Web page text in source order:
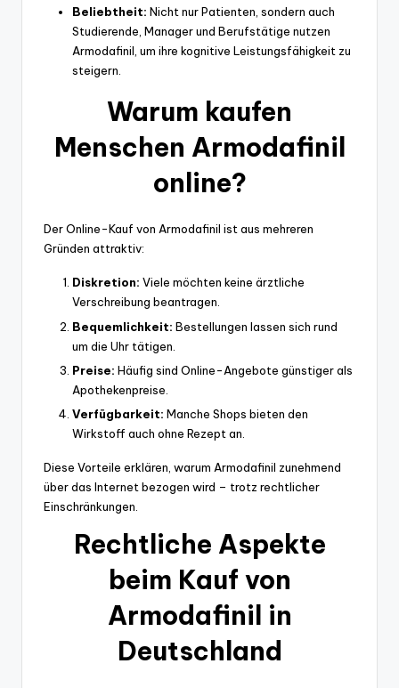
Beliebtheit: Nicht nur Patienten, sondern auch
Studierende, Manager und Berufstätige nutzen
Armodafinil, um ihre kognitive Leistungsfähigkeit zu
steigern.
Warum kaufen
Menschen Armodafinil
online?
Der Online-Kauf von Armodafinil ist aus mehreren
Gründen attraktiv:
Diskretion: Viele möchten keine ärztliche
Verschreibung beantragen.
Bequemlichkeit: Bestellungen lassen sich rund
um die Uhr tätigen.
Preise: Häufig sind Online-Angebote günstiger als
Apothekenpreise.
Verfügbarkeit: Manche Shops bieten den
Wirkstoff auch ohne Rezept an.
Diese Vorteile erklären, warum Armodafinil zunehmend
über das Internet bezogen wird – trotz rechtlicher
Einschränkungen.
Rechtliche Aspekte
beim Kauf von
Armodafinil in
Deutschland